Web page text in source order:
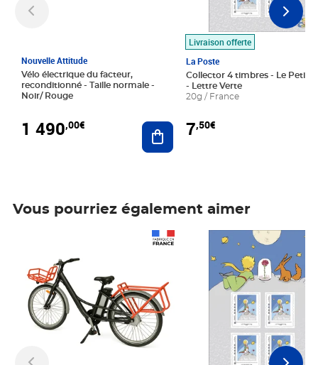
Nouvelle Attitude
Vélo électrique du facteur,
reconditionné - Taille normale -
Noir/ Rouge
1 490,00€ Ajouter au panier
Livraison offerte
La Poste
Collector 4 timbres - Le Petit
- Lettre Verte
20g / France
7,50€
Vous pourriez également aimer
Prix 7,50€